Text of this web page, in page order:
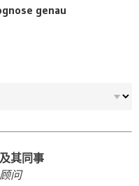
genau
其同事
问